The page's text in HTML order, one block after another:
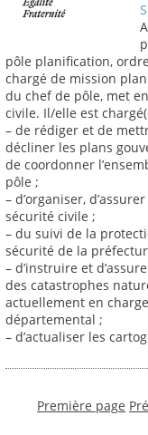
pôle planification,
chargé de mission
du chef de pôle, met
civile. Il/elle est
– de rédiger et de
décliner les plans
de coordonner
pôle ;
– d’organiser,
sécurité civile ;
– du suivi de la
sécurité de la
– d’instruire et
des catastrophes
actuellement en
départemental ;
– d’actualiser les
Première page